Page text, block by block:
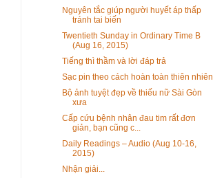
Nguyên tắc giúp người huyết áp thấp
tránh tai biến
Twentieth Sunday in Ordinary Time B
(Aug 16, 2015)
Tiếng thì thầm và lời đáp trả
Sạc pin theo cách hoàn toàn thiên nhiên
Bộ ảnh tuyệt đẹp về thiếu nữ Sài Gòn
xưa
Cấp cứu bệnh nhân đau tim rất đơn
giản, bạn cũng c...
Daily Readings – Audio (Aug 10-16,
2015)
Nhận giải...